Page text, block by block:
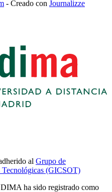
- Creado con Journalizze
al Grupo de
Tecnológicas (GICSOT)
ha sido registrado como